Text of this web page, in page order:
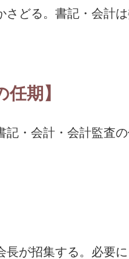
どる。書記・会計
期】
・会計・会計監査
が招集する。必要